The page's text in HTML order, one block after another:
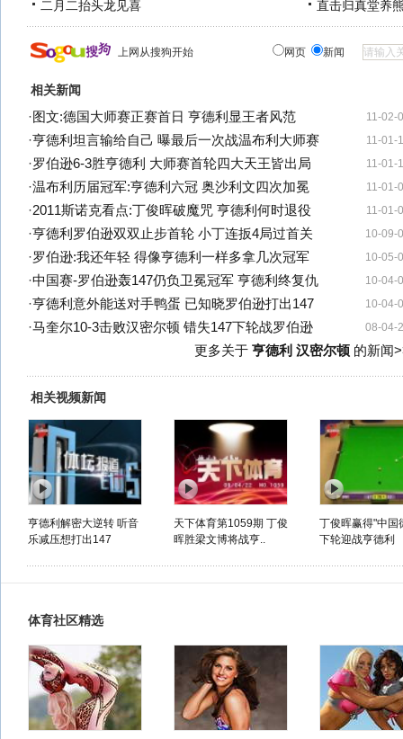
二月二抬头龙见喜 直击归真堂养
上网从搜狗开始 网页 新闻
相关新闻
11-02-
· 图文:德国大师赛正赛首日 亨德利显王者风范
11-01-
·亨德利坦言输给自己 曝最后一次战温布利大师赛
11-01-
·罗伯逊6-3胜亨德利 大师赛首轮四大天王皆出局
11-01-
·温布利历届冠军:亨德利六冠 奥沙利文四次加冕
11-01-
·2011斯诺克看点:丁俊晖破魔咒 亨德利何时退役
10-09-
·亨德利罗伯逊双双止步首轮 小丁连扳4局过首关
10-05-
·罗伯逊:我还年轻 得像亨德利一样多拿几次冠军
10-04-
·中国赛-罗伯逊轰147仍负卫冕冠军 亨德利终复仇
10-04-
·亨德利意外能送对手鸭蛋 已知晓罗伯逊打出147
08-04-
·马奎尔10-3击败汉密尔顿 错失147下轮战罗伯逊
更多关于 亨德利 汉密尔顿的新闻
相关视频新闻
亨德利解密大逆转 听音
乐减压想打出147
天下体育第1059期 丁俊
晖胜梁文博将战亨..
丁俊晖赢得"中国
下轮迎战亨德利
体育社区精选